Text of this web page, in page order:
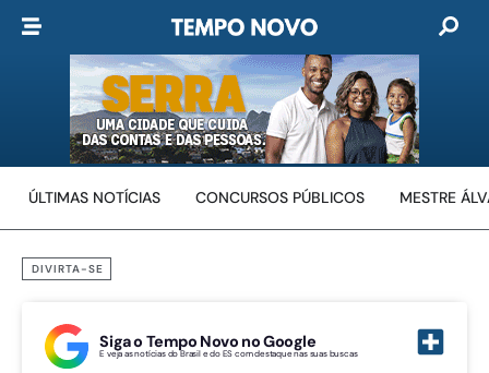
ÚLTIMAS NOTÍCIAS CONCURSOS PÚBLICOS MESTRE
DIVIRTA-SE
Siga o Tempo Novo no Google
E veja as notícias do Brasil e do ES com destaque nas suas buscas